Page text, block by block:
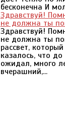
бесконечна И
Здравствуй!
не должна ты
Здравствуй!
не должна ты
рассвет,
казалось, что
ожидал, много
вчерашний,...